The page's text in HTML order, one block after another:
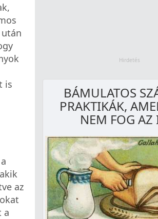
is
az
a
BÁMULATOS
PRAKTIKÁK,
NEM FOG AZ